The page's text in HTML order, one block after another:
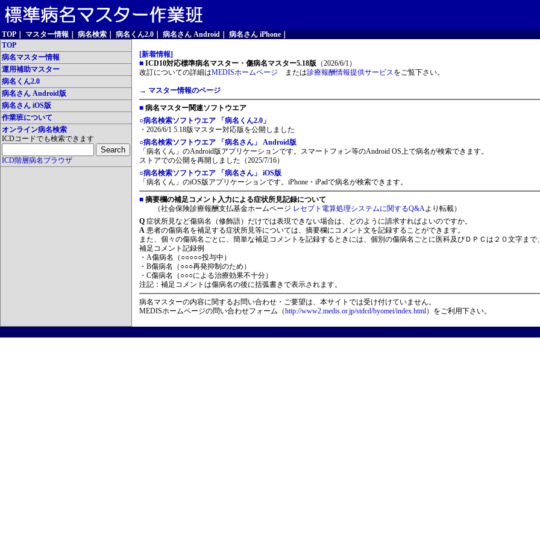
TOP マスター情報 病名検索 病名くん2.0 病名さん Android 病名さん iPhone
TOP
病名マスター情報
運用補助マスター
病名くん2.0
病名さん Android版
病名さん iOS版
作業班について
オンライン病名検索
ICDコードでも検索できます
ICD階層病名ブラウザ
[新着情報]
■ ICD10対応標準病名マスター・傷病名マスター5.18版 （2026/6/1）
改訂についての詳細はMEDISホームページ または診療報酬情報提供サービスをご覧下さい。
→ マスター情報のページ
■ 病名マスター関連ソフトウエア
○病名検索ソフトウエア 「病名くん2.0」
・2026/6/1 5.18版マスター対応版を公開しました
○病名検索ソフトウエア 「病名さん」 Android版
「病名くん」のAndroid版アプリケーションです。スマートフォン等のAndroid OS上で病名が検索できます。
ストアでの公開を再開しました（2025/7/16）
○病名検索ソフトウエア 「病名さん」 iOS版
「病名くん」のiOS版アプリケーションです。iPhone・iPadで病名が検索できます。
■ 摘要欄の補足コメント入力による症状所見記録について
（社会保険診療報酬支払基金ホームページ レセプト電算処理システムに関するQ&Aより転載）
Q 症状所見など傷病名（修飾語）だけでは表現できない場合は、どのように請求すればよいのですか。
A 患者の傷病名を補足する症状所見等については、摘要欄にコメント文を記録することができます。
また、個々の傷病名ごとに、簡単な補足コメントを記録するときには、個別の傷病名ごとに医科及びＤＰＣは２０文字まで
補足コメント記録例
・A傷病名（○○○○○投与中）
・B傷病名（○○○再発抑制のため）
・C傷病名（○○○による治療効果不十分）
注記：補足コメントは傷病名の後に括弧書きで表示されます。
病名マスターの内容に関するお問い合わせ・ご要望は、本サイトでは受け付けていません。
MEDISホームページの問い合わせフォーム（http://www2.medis.or.jp/stdcd/byomei/index.html）をご利用下さい。